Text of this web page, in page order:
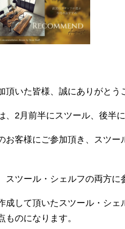
頂いた皆様、誠にありがとう
、2月前半にスツール、後半
お客様にご参加頂き、スツ
スツール・シェルフの両方に
成して頂いたスツール・シ
ものになります。